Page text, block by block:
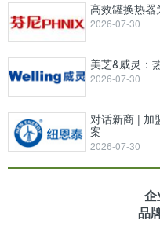
高效罐换热器
2026-07-30
美芝&威灵：
2026-07-30
对话新商 | 加
案
2026-07-30
企
品